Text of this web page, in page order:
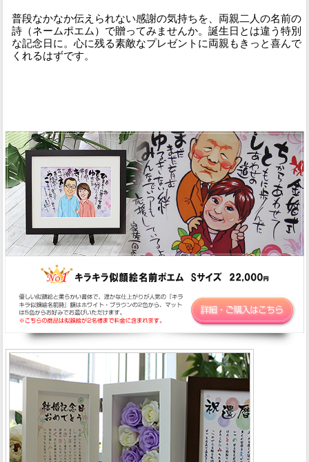
普段なかなか伝えられない感謝の気持ちを、両親二人の名前の
詩（ネームポエム）で贈ってみませんか。誕生日とは違う特別
な記念日に。心に残る素敵なプレゼントに両親もきっと喜んで
くれるはずです。